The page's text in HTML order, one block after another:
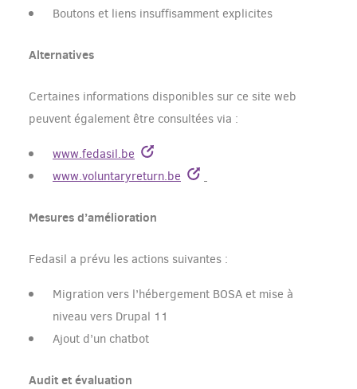
Boutons et liens insuffisamment explicites
Alternatives
Certaines informations disponibles sur ce site web
peuvent également être consultées via :
www.fedasil.be
www.voluntaryreturn.be
Mesures d’amélioration
Fedasil a prévu les actions suivantes :
Migration vers l’hébergement BOSA et mise à
niveau vers Drupal 11
Ajout d’un chatbot
Audit et évaluation